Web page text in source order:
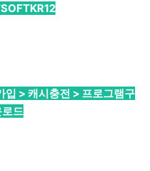
입 > 캐시충전 > 프로그램구
드